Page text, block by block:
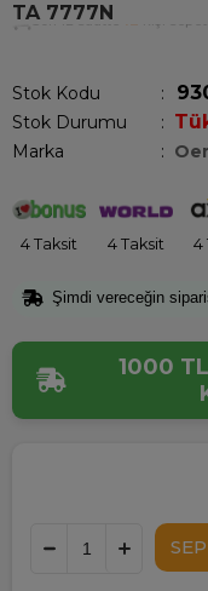
TA 7777N
Stok Kodu
Stok Durumu :
Marka :
4 Taksit 4 Taksit 4
Şimdi vereceğin
1000